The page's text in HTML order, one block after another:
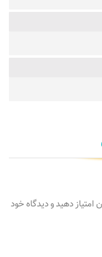
امتیاز دهید و دیدگاه خود